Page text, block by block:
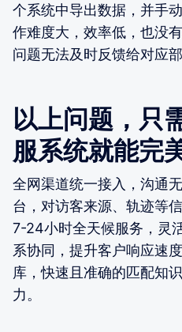
个系统中导出数据，并手
作难度大，效率低，也没
问题无法及时反馈给对应部
以上问题，只
服系统就能完
全网渠道统一接入，沟通
台，对访客来源、轨迹等
7-24小时全天候服务，灵
系协同，提升客户响应速
库，快速且准确的匹配知
力。